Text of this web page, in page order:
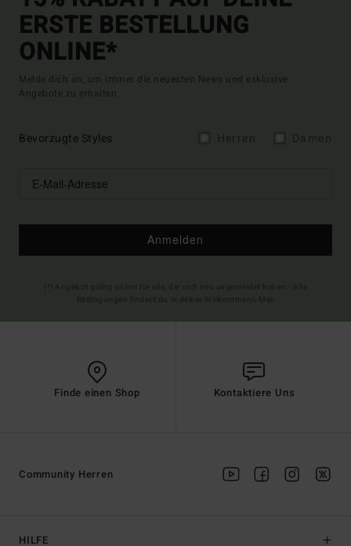
ERSTE BESTELLUNG
ONLINE*
Melde dich an, um immer die neuesten News und exklusive
Angebote zu erhalten.
Bevorzugte Styles
Anmelden
Finde einen Shop Kontaktiere Uns
HILFE
Community Herren